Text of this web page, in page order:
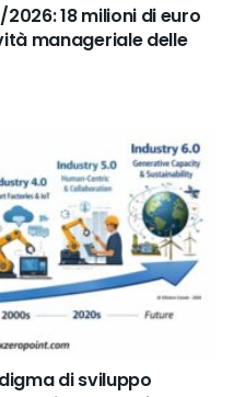
18 milioni di euro
manageriale delle
di sviluppo